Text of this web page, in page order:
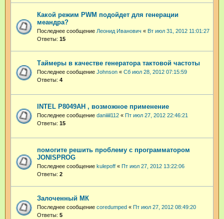
Какой режим PWM подойдет для генерации
меандра?
Последнее сообщение Леонид Иванович « Вт июл 31, 2012 11:01:27
Ответы: 15
Таймеры в качестве генератора тактовой частоты
Последнее сообщение Johnson « Сб июл 28, 2012 07:15:59
Ответы: 4
INTEL P8049AH , возможное применение
Последнее сообщение daniiiil112 « Пт июл 27, 2012 22:46:21
Ответы: 15
помогите решить проблему с программатором
JONISPROG
Последнее сообщение kulepoff « Пт июл 27, 2012 13:22:06
Ответы: 2
Залоченный МК
Последнее сообщение coredumped « Пт июл 27, 2012 08:49:20
Ответы: 5